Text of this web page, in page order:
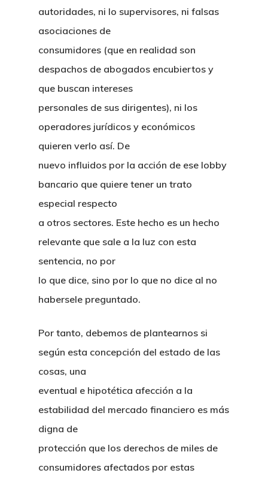
autoridades, ni lo supervisores, ni falsas
asociaciones de
consumidores (que en realidad son
despachos de abogados encubiertos y
que buscan intereses
personales de sus dirigentes), ni los
operadores jurídicos y económicos
quieren verlo así. De
nuevo influidos por la acción de ese lobby
bancario que quiere tener un trato
especial respecto
a otros sectores. Este hecho es un hecho
relevante que sale a la luz con esta
sentencia, no por
lo que dice, sino por lo que no dice al no
habersele preguntado.
Por tanto, debemos de plantearnos si
según esta concepción del estado de las
cosas, una
eventual e hipotética afección a la
estabilidad del mercado financiero es más
digna de
protección que los derechos de miles de
consumidores afectados por estas